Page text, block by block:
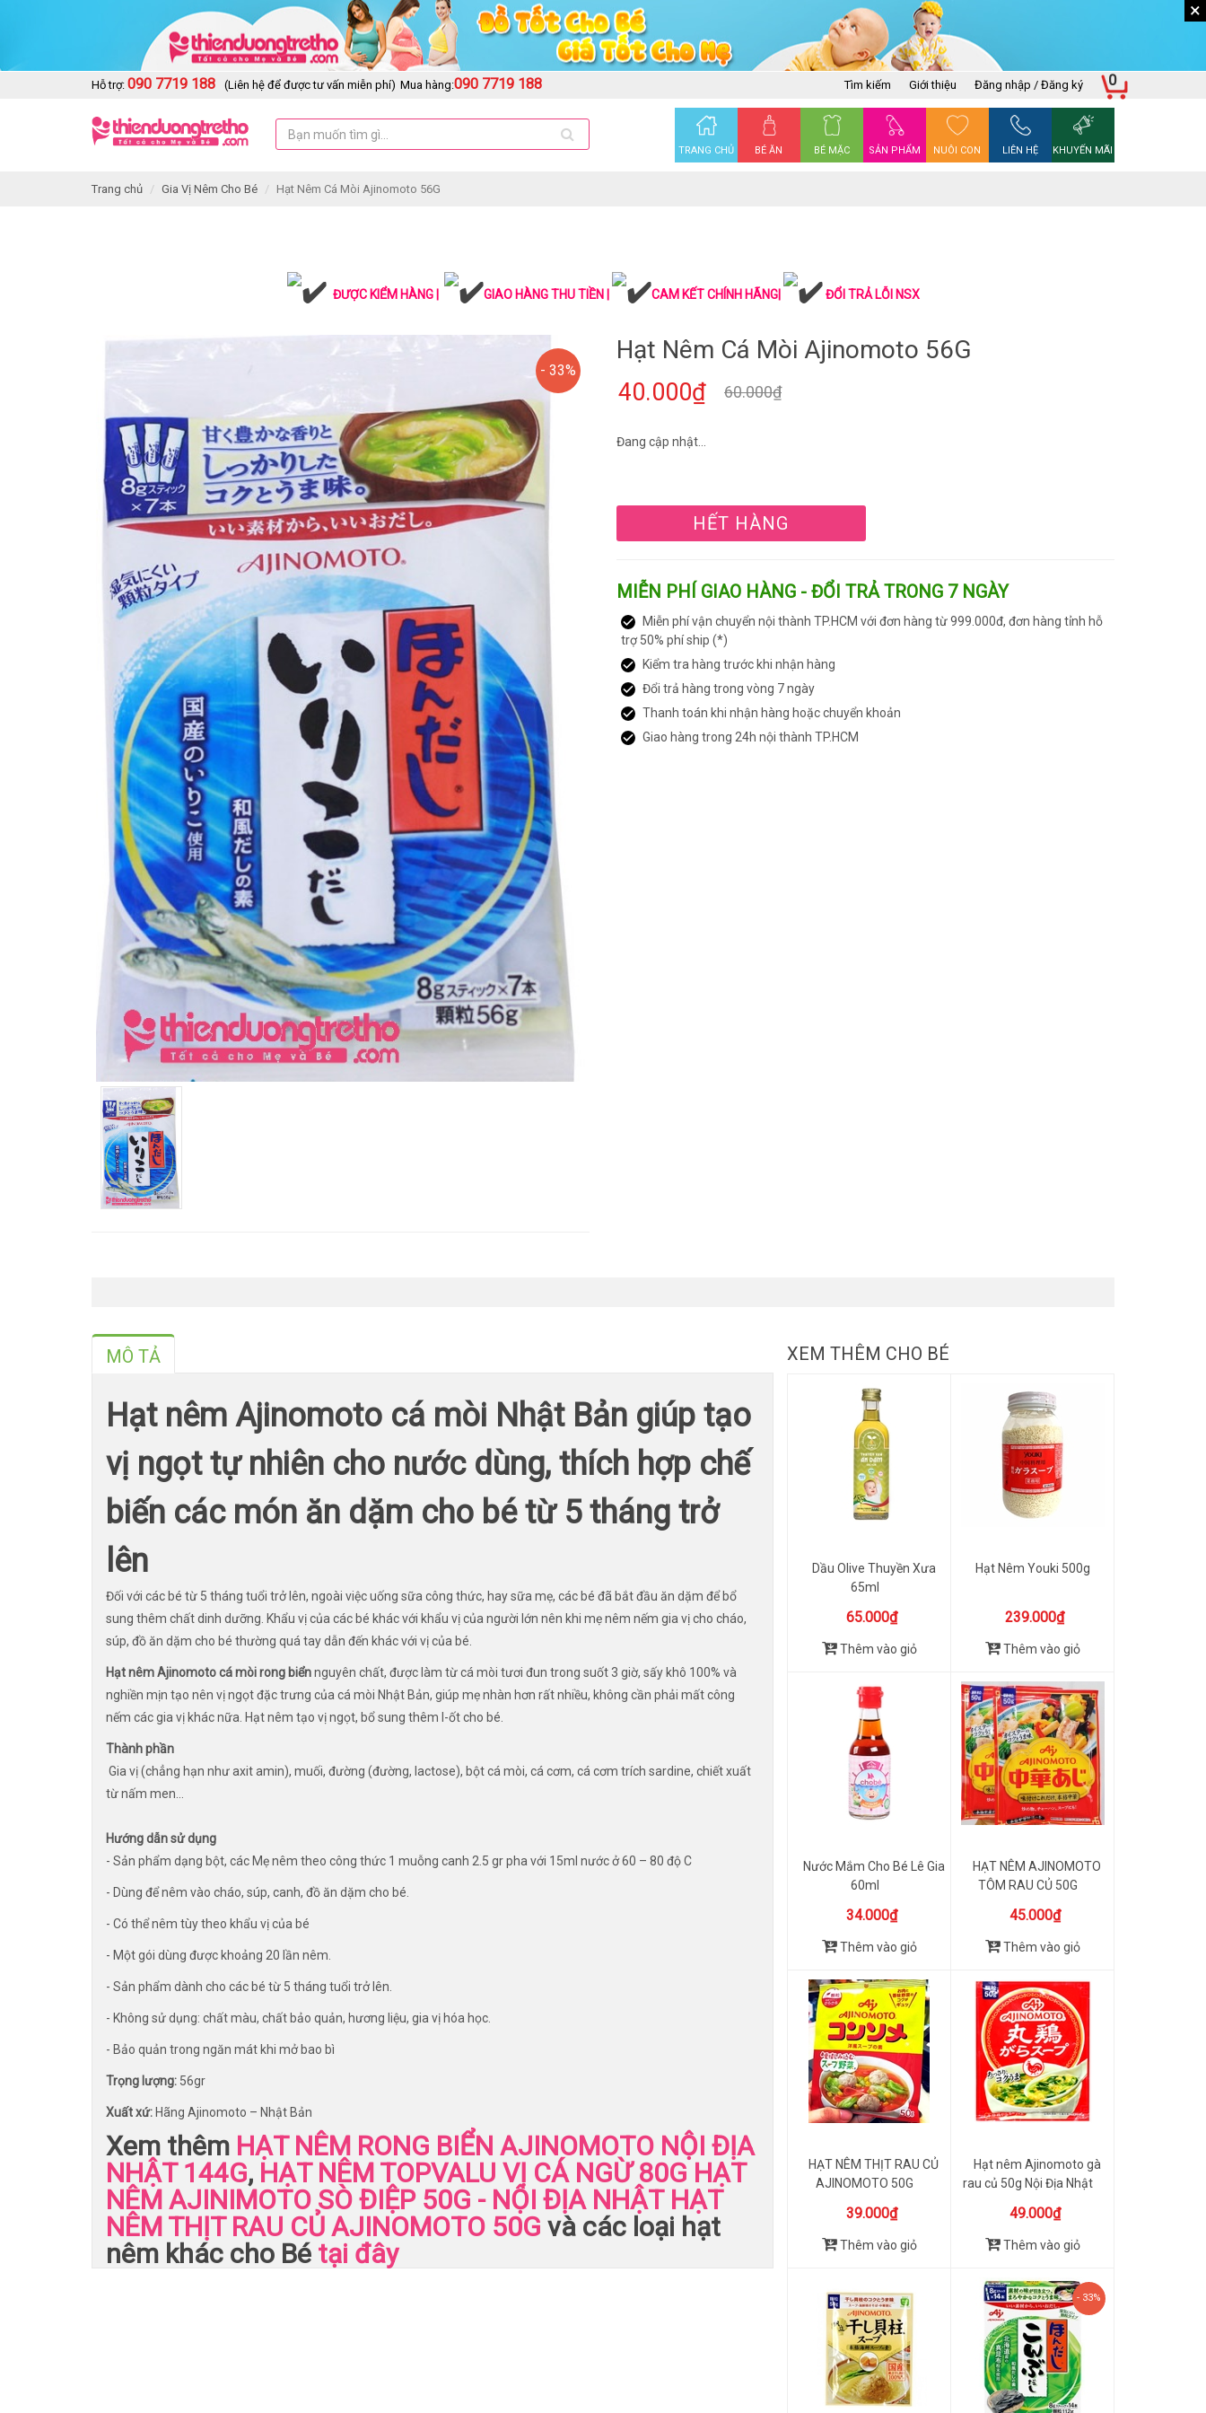
×
Hỗ trợ: 090 7719 188 (Liên hệ để được tư vấn miễn phí) Mua hàng:090 7719 188 Tìm kiếm Giới thiệu Đăng nhập / Đăng ký
TRANG CHỦ BÉ ĂN BÉ MẶC SẢN PHẨM NUÔI CON LIÊN HỆ KHUYẾN MÃI
0
Trang chủ Gia Vị Nêm Cho Bé Hạt Nêm Cá Mòi Ajinomoto 56G
ĐƯỢC KIỂM HÀNG | GIAO HÀNG THU TIỀN | CAM KẾT CHÍNH HÃNG| ĐỔI TRẢ LỖI NSX
- 33%
Hạt Nêm Cá Mòi Ajinomoto 56G
40.000₫ 60.000₫
Đang cập nhật...
HẾT HÀNG
MIỄN PHÍ GIAO HÀNG - ĐỔI TRẢ TRONG 7 NGÀY
Miễn phí vận chuyển nội thành TP.HCM với đơn hàng từ 999.000đ, đơn hàng tỉnh hỗ
trợ 50% phí ship (*)
Kiểm tra hàng trước khi nhận hàng
Đổi trả hàng trong vòng 7 ngày
Thanh toán khi nhận hàng hoặc chuyển khoản
Giao hàng trong 24h nội thành TP.HCM
MÔ TẢ
Hạt nêm Ajinomoto cá mòi Nhật Bản giúp tạo
vị ngọt tự nhiên cho nước dùng, thích hợp chế
biến các món ăn dặm cho bé từ 5 tháng trở
lên
Đối với các bé từ 5 tháng tuổi trở lên, ngoài việc uống sữa công thức, hay sữa mẹ, các bé đã bắt đầu ăn dặm để bổ
sung thêm chất dinh dưỡng. Khẩu vị của các bé khác với khẩu vị của người lớn nên khi mẹ nêm nếm gia vị cho cháo,
súp, đồ ăn dặm cho bé thường quá tay dẫn đến khác với vị của bé.
Hạt nêm Ajinomoto cá mòi rong biểnnguyên chất, được làm từ cá mòi tươi đun trong suốt 3 giờ, sấy khô 100% và
nghiền mịn tạo nên vị ngọt đặc trưng của cá mòi Nhật Bản, giúp mẹ nhàn hơn rất nhiều, không cần phải mất công
nếm các gia vị khác nữa. Hạt nêm tạo vị ngọt, bổ sung thêm I-ốt cho bé.
Thành phần
Gia vị (chẳng hạn như axit amin), muối, đường (đường, lactose), bột cá mòi, cá cơm, cá cơm trích sardine, chiết xuất
từ ​​nấm men…
Hướng dẫn sử dụng
- Sản phẩm dạng bột, các Mẹ nêm theo công thức 1 muỗng canh 2.5 gr pha với 15ml nước ở 60 – 80 độ C
- Dùng để nêm vào cháo, súp, canh, đồ ăn dặm cho bé.
- Có thể nêm tùy theo khẩu vị của bé
- Một gói dùng được khoảng 20 lần nêm.
- Sản phẩm dành cho các bé từ 5 tháng tuổi trở lên.
- Không sử dụng: chất màu, chất bảo quản, hương liệu, gia vị hóa học.
- Bảo quản trong ngăn mát khi mở bao bì
Trọng lượng: 56gr
Xuất xứ: Hãng Ajinomoto – Nhật Bản
Xem thêm HẠT NÊM RONG BIỂN AJINOMOTO NỘI ĐỊA
NHẬT 144G, HẠT NÊM TOPVALU VỊ CÁ NGỪ 80G HẠT
NÊM AJINIMOTO SÒ ĐIỆP 50G - NỘI ĐỊA NHẬT HẠT
NÊM THỊT RAU CỦ AJINOMOTO 50G và các loại hạt
nêm khác cho Bé tại đây
XEM THÊM CHO BÉ
Dầu Olive Thuyền Xưa
65ml
65.000₫
Thêm vào giỏ
Hạt Nêm Youki 500g
239.000₫
Thêm vào giỏ
Nước Mắm Cho Bé Lê Gia
60ml
34.000₫
Thêm vào giỏ
HẠT NÊM AJINOMOTO
TÔM RAU CỦ 50G
45.000₫
Thêm vào giỏ
HẠT NÊM THỊT RAU CỦ
AJINOMOTO 50G
39.000₫
Thêm vào giỏ
Hạt nêm Ajinomoto gà
rau củ 50g Nội Địa Nhật
49.000₫
Thêm vào giỏ
- 33%